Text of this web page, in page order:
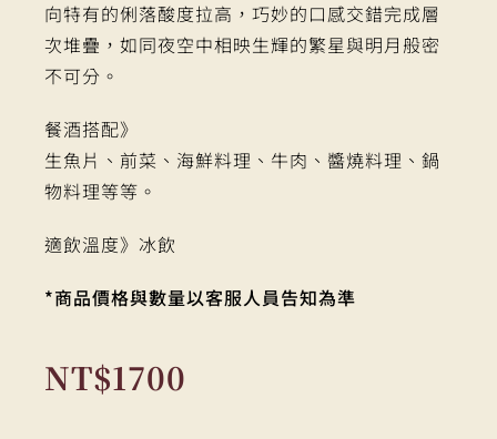
向特有的俐落酸度拉高，巧妙的口感交錯完成層
次堆疊，如同夜空中相映生輝的繁星與明月般密
不可分。
餐酒搭配》
生魚片、前菜、海鮮料理、牛肉、醬燒料理、鍋
物料理等等。
適飲溫度》冰飲
*商品價格與數量以客服人員告知為準
NT$1700